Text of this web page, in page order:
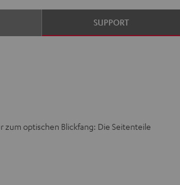
SUPPORT
zum optischen Blickfang: Die Seitenteile